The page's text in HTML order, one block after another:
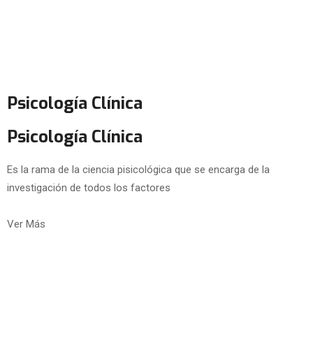
Psicología Clínica
Psicología Clínica
Es la rama de la ciencia pisicológica que se encarga de la
investigación de todos los factores
Ver Más